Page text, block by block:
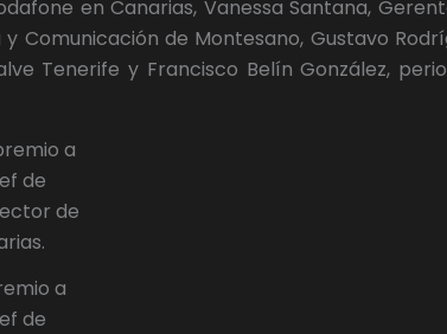
en Canarias, Vanessa Santana,
Comunicación de Montesano, Gustavo
Tenerife y Francisco Belín González,
a
de